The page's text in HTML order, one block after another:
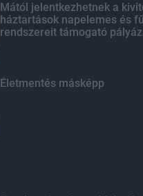
Mától jelentkezhetnek a
háztartások napelemes és
rendszereit támogató
Életmentés másképp